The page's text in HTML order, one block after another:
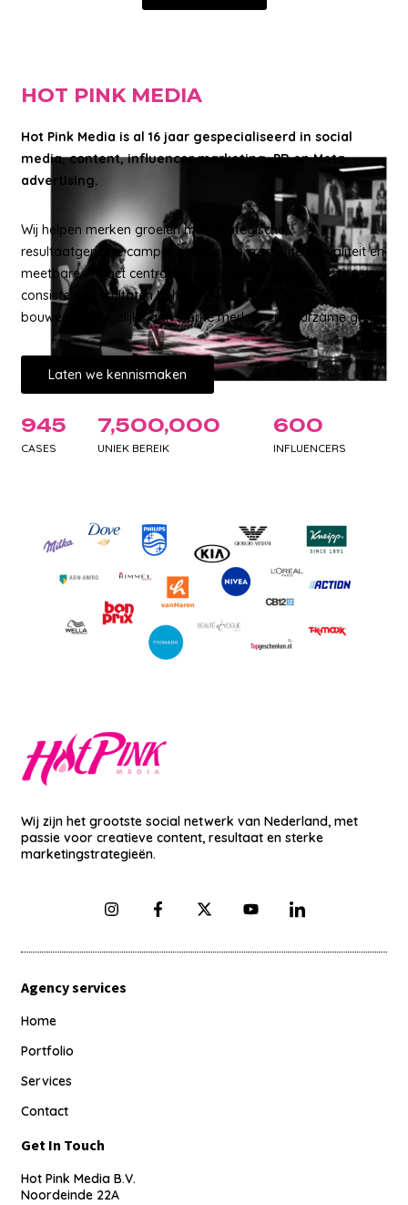
HOT PINK MEDIA
Hot Pink Media is al 16 jaar gespecialiseerd in social
media, content, influencer marketing, PR en Meta
advertising.
Wij helpen merken groeien met strategische,
resultaatgerichte campagnes waarin creativiteit, kwaliteit en
meetbare impact centraal staan. Dankzij onze expertise en
consistente resultaten behoren wij tot de Emerce Top 100 en
bouwen wij dagelijks aan sterke merken en duurzame groei.
Laten we kennismaken
CASES
945
UNIEK BEREIK
7,500,000
INFLUENCERS
600
Wij zijn het grootste social netwerk van Nederland, met
passie voor creatieve content, resultaat en sterke
marketingstrategieën.
Agency services
Home
Portfolio
Services
Contact
Get In Touch
Hot Pink Media B.V.
Noordeinde 22A